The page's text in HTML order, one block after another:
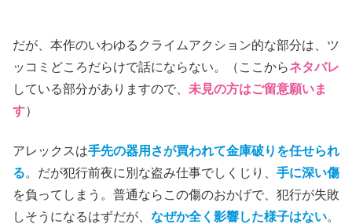
だが、本作のいわゆるクライムアクション的な部分は、ツ
ッコミどころだらけで話にならない。（ここからネタバレ
している部分がありますので、 未見の方はご留意願いま
す）
アレックスは手先の器用さが買われて金庫破りを任せられ
る。だが犯行前夜に別な盗み仕事でしくじり、 手に深い傷
を負ってしまう。普通ならこの傷のおかげで、犯行が失敗
しそうになるはずだが、 なぜか全く影響した様子はない。